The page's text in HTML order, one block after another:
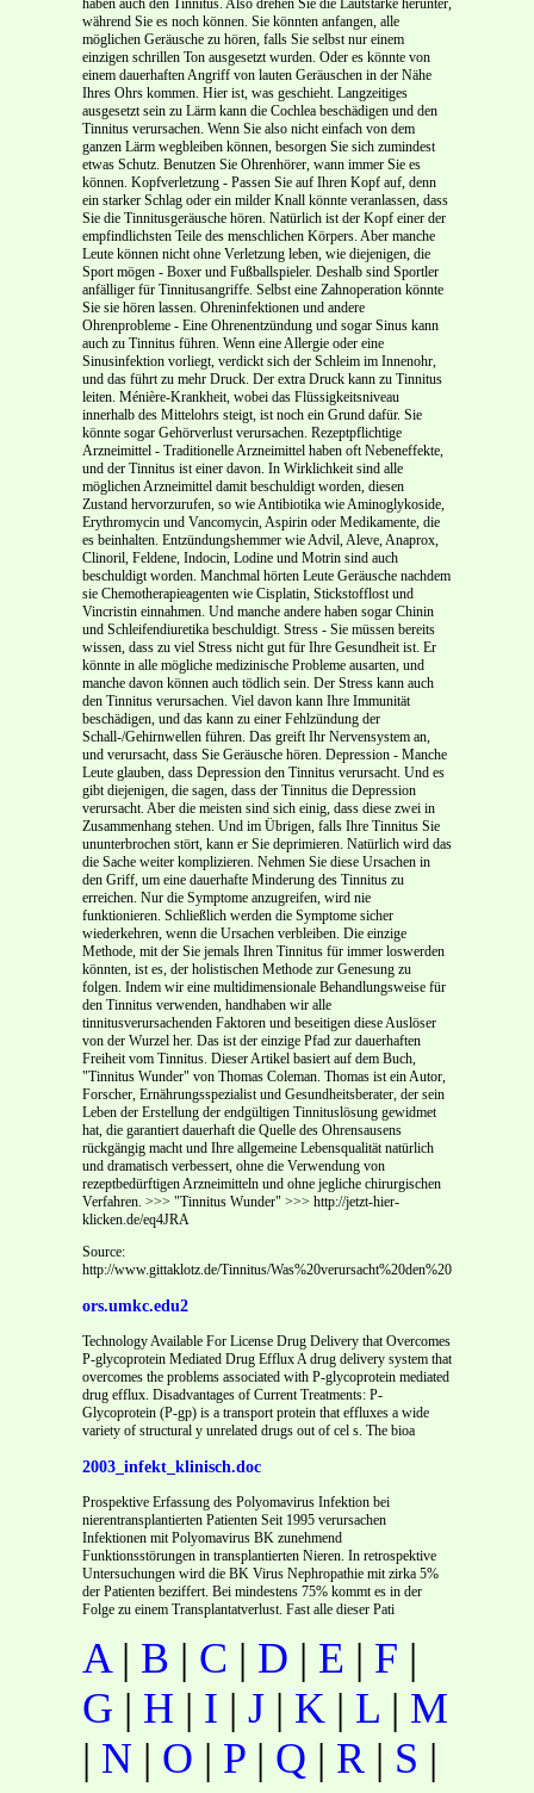
haben auch den Tinnitus. Also drehen Sie die Lautstärke herunter,
während Sie es noch können. Sie könnten anfangen, alle
möglichen Geräusche zu hören, falls Sie selbst nur einem
einzigen schrillen Ton ausgesetzt wurden. Oder es könnte von
einem dauerhaften Angriff von lauten Geräuschen in der Nähe
Ihres Ohrs kommen. Hier ist, was geschieht. Langzeitiges
ausgesetzt sein zu Lärm kann die Cochlea beschädigen und den
Tinnitus verursachen. Wenn Sie also nicht einfach von dem
ganzen Lärm wegbleiben können, besorgen Sie sich zumindest
etwas Schutz. Benutzen Sie Ohrenhörer, wann immer Sie es
können. Kopfverletzung - Passen Sie auf Ihren Kopf auf, denn
ein starker Schlag oder ein milder Knall könnte veranlassen, dass
Sie die Tinnitusgeräusche hören. Natürlich ist der Kopf einer der
empfindlichsten Teile des menschlichen Körpers. Aber manche
Leute können nicht ohne Verletzung leben, wie diejenigen, die
Sport mögen - Boxer und Fußballspieler. Deshalb sind Sportler
anfälliger für Tinnitusangriffe. Selbst eine Zahnoperation könnte
Sie sie hören lassen. Ohreninfektionen und andere
Ohrenprobleme - Eine Ohrenentzündung und sogar Sinus kann
auch zu Tinnitus führen. Wenn eine Allergie oder eine
Sinusinfektion vorliegt, verdickt sich der Schleim im Innenohr,
und das führt zu mehr Druck. Der extra Druck kann zu Tinnitus
leiten. Ménière-Krankheit, wobei das Flüssigkeitsniveau
innerhalb des Mittelohrs steigt, ist noch ein Grund dafür. Sie
könnte sogar Gehörverlust verursachen. Rezeptpflichtige
Arzneimittel - Traditionelle Arzneimittel haben oft Nebeneffekte,
und der Tinnitus ist einer davon. In Wirklichkeit sind alle
möglichen Arzneimittel damit beschuldigt worden, diesen
Zustand hervorzurufen, so wie Antibiotika wie Aminoglykoside,
Erythromycin und Vancomycin, Aspirin oder Medikamente, die
es beinhalten. Entzündungshemmer wie Advil, Aleve, Anaprox,
Clinoril, Feldene, Indocin, Lodine und Motrin sind auch
beschuldigt worden. Manchmal hörten Leute Geräusche nachdem
sie Chemotherapieagenten wie Cisplatin, Stickstofflost und
Vincristin einnahmen. Und manche andere haben sogar Chinin
und Schleifendiuretika beschuldigt. Stress - Sie müssen bereits
wissen, dass zu viel Stress nicht gut für Ihre Gesundheit ist. Er
könnte in alle mögliche medizinische Probleme ausarten, und
manche davon können auch tödlich sein. Der Stress kann auch
den Tinnitus verursachen. Viel davon kann Ihre Immunität
beschädigen, und das kann zu einer Fehlzündung der
Schall-/Gehirnwellen führen. Das greift Ihr Nervensystem an,
und verursacht, dass Sie Geräusche hören. Depression - Manche
Leute glauben, dass Depression den Tinnitus verursacht. Und es
gibt diejenigen, die sagen, dass der Tinnitus die Depression
verursacht. Aber die meisten sind sich einig, dass diese zwei in
Zusammenhang stehen. Und im Übrigen, falls Ihre Tinnitus Sie
ununterbrochen stört, kann er Sie deprimieren. Natürlich wird das
die Sache weiter komplizieren. Nehmen Sie diese Ursachen in
den Griff, um eine dauerhafte Minderung des Tinnitus zu
erreichen. Nur die Symptome anzugreifen, wird nie
funktionieren. Schließlich werden die Symptome sicher
wiederkehren, wenn die Ursachen verbleiben. Die einzige
Methode, mit der Sie jemals Ihren Tinnitus für immer loswerden
könnten, ist es, der holistischen Methode zur Genesung zu
folgen. Indem wir eine multidimensionale Behandlungsweise für
den Tinnitus verwenden, handhaben wir alle
tinnitusverursachenden Faktoren und beseitigen diese Auslöser
von der Wurzel her. Das ist der einzige Pfad zur dauerhaften
Freiheit vom Tinnitus. Dieser Artikel basiert auf dem Buch,
"Tinnitus Wunder" von Thomas Coleman. Thomas ist ein Autor,
Forscher, Ernährungsspezialist und Gesundheitsberater, der sein
Leben der Erstellung der endgültigen Tinnituslösung gewidmet
hat, die garantiert dauerhaft die Quelle des Ohrensausens
rückgängig macht und Ihre allgemeine Lebensqualität natürlich
und dramatisch verbessert, ohne die Verwendung von
rezeptbedürftigen Arzneimitteln und ohne jegliche chirurgischen
Verfahren. >>> "Tinnitus Wunder" >>> http://jetzt-hier-
klicken.de/eq4JRA
Source:
http://www.gittaklotz.de/Tinnitus/Was%20verursacht%20den%20Tinnitus.pdf
ors.umkc.edu2
Technology Available For License Drug Delivery that Overcomes
P-glycoprotein Mediated Drug Efflux A drug delivery system that
overcomes the problems associated with P-glycoprotein mediated
drug efflux. Disadvantages of Current Treatments: P-
Glycoprotein (P-gp) is a transport protein that effluxes a wide
variety of structural y unrelated drugs out of cel s. The bioa
2003_infekt_klinisch.doc
Prospektive Erfassung des Polyomavirus Infektion bei
nierentransplantierten Patienten Seit 1995 verursachen
Infektionen mit Polyomavirus BK zunehmend
Funktionsstörungen in transplantierten Nieren. In retrospektive
Untersuchungen wird die BK Virus Nephropathie mit zirka 5%
der Patienten beziffert. Bei mindestens 75% kommt es in der
Folge zu einem Transplantatverlust. Fast alle dieser Pati
A| B | C | D | E | F |
G | H | I | J | K | L | M
| N | O | P | Q | R | S |